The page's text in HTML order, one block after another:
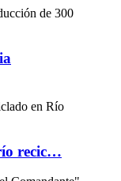
recic…